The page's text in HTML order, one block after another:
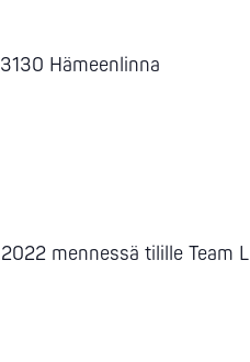
Hämeenlinna
mennessä tilille Team